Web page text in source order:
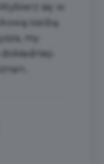
się w
osobą.
my